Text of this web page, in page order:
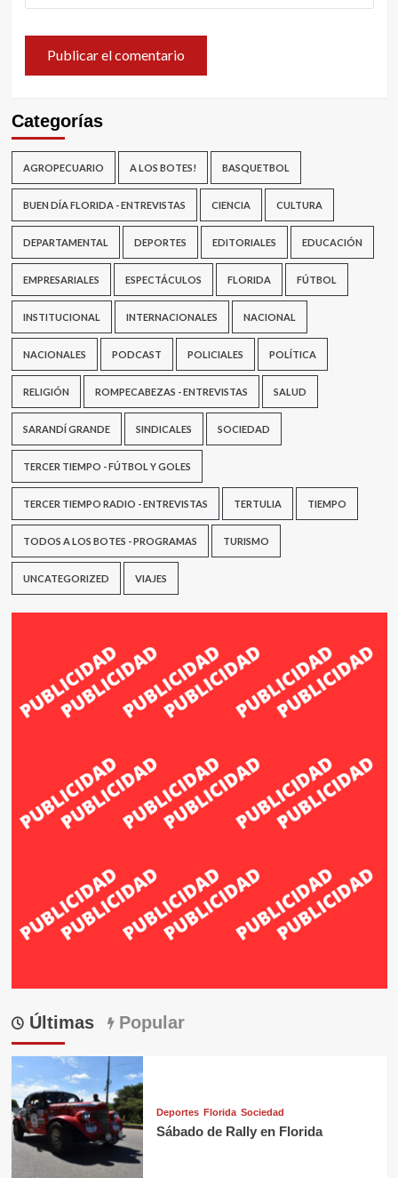
Categorías
AGROPECUARIO A LOS BOTES! BASQUETBOL
BUEN DÍA FLORIDA - ENTREVISTAS CIENCIA CULTURA
DEPARTAMENTAL DEPORTES EDITORIALES EDUCACIÓN
EMPRESARIALES ESPECTÁCULOS FLORIDA FÚTBOL
INSTITUCIONAL INTERNACIONALES NACIONAL
NACIONALES PODCAST POLICIALES POLÍTICA
RELIGIÓN ROMPECABEZAS - ENTREVISTAS SALUD
SARANDÍ GRANDE SINDICALES SOCIEDAD
TERCER TIEMPO - FÚTBOL Y GOLES
TERCER TIEMPO RADIO - ENTREVISTAS TERTULIA TIEMPO
TODOS A LOS BOTES - PROGRAMAS TURISMO
UNCATEGORIZED VIAJES
Últimas Popular
Deportes Florida Sociedad
Sábado de Rally en Florida